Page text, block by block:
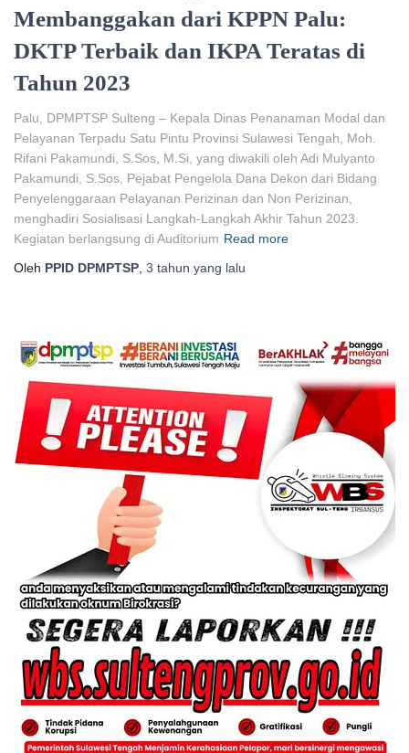
Membanggakan dari KPPN Palu:
DKTP Terbaik dan IKPA Teratas di
Tahun 2023
Palu, DPMPTSP Sulteng – Kepala Dinas Penanaman Modal dan
Pelayanan Terpadu Satu Pintu Provinsi Sulawesi Tengah, Moh.
Rifani Pakamundi, S.Sos, M.Si, yang diwakili oleh Adi Mulyanto
Pakamundi, S.Sos, Pejabat Pengelola Dana Dekon dari Bidang
Penyelenggaraan Pelayanan Perizinan dan Non Perizinan,
menghadiri Sosialisasi Langkah-Langkah Akhir Tahun 2023.
Kegiatan berlangsung di Auditorium Read more
Oleh PPID DPMPTSP 3 tahun yang lalu